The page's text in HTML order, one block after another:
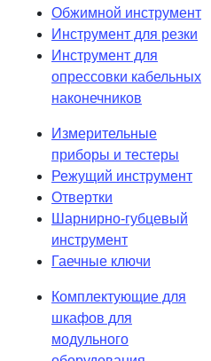
Обжимной инструмент
Инструмент для резки
Инструмент для
опрессовки кабельных
наконечников
Измерительные
приборы и тестеры
Режущий инструмент
Отвертки
Шарнирно-губцевый
инструмент
Гаечные ключи
Комплектующие для
шкафов для
модульного